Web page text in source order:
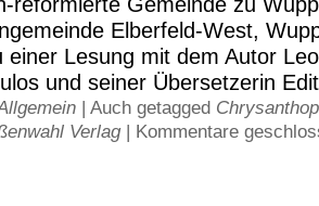
Elberfeld-West,
einer Lesung mit dem Autor
und seiner Übersetzerin
| Auch getagged
Verlag | Kommentare